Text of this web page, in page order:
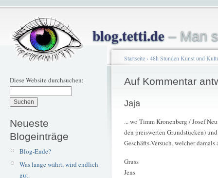
blog.tetti.de– Man
Diese Website durchsuchen:
Neueste
Blogeinträge
Blog-Ende?
Was lange währt, wird endlich
gut.
Startseite› 48h Stunden Kunst und
Auf Kommentar
Jaja
... wo Timm Kronenberg / Josef
den preiswerten Grundstücken)
Geschäfts-Versuch, welcher
Gruss
Jens